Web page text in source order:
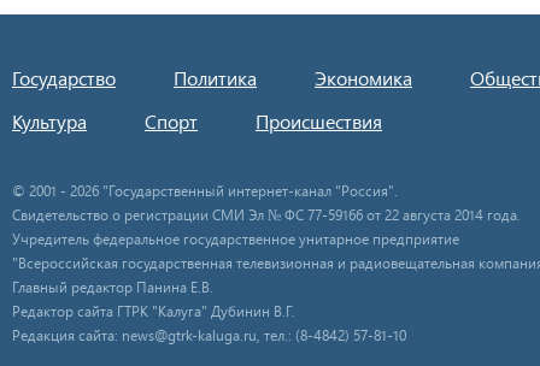
Государство Политика Экономика
Культура
Спорт Происшествия
© 2001 - 2026 "Государственный интернет-канал "Россия".
Свидетельство о регистрации СМИ Эл № ФС 77-59166 от 22 августа 2014 года.
Учредитель федеральное государственное унитарное предприятие
"Всероссийская государственная телевизионная и радиовещательная
Главный редактор Панина Е.В.
Редактор сайта ГТРК "Калуга" Дубинин В.Г.
Редакция сайта: news@gtrk-kaluga.ru, тел.: (8-4842) 57-81-10